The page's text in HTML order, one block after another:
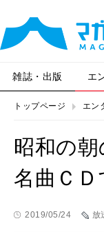
雑誌・出版 エ
トップページ エン
昭和の
名曲ＣＤ
2019/05/24 放